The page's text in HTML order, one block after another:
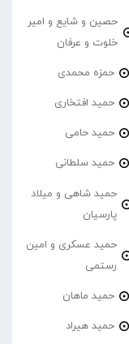
حصین و شایع و امیر
خلوت و عرفان
حمزه محمدی
حمید افتخاری
حمید حامی
حمید سلطانی
حمید شاهی و میلاد
پارسیان
حمید عسکری و امین
رستمی
حمید ماهان
حمید هیراد